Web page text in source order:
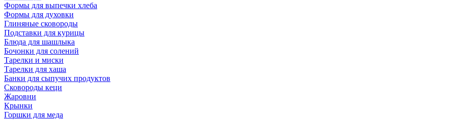
Формы для выпечки хлеба
Формы для духовки
Глиняные сковороды
Подставки для курицы
Блюда для шашлыка
Бочонки для солений
Тарелки и миски
Тарелки для хаша
Банки для сыпучих продуктов
Сковороды кеци
Жаровни
Крынки
Горшки для меда